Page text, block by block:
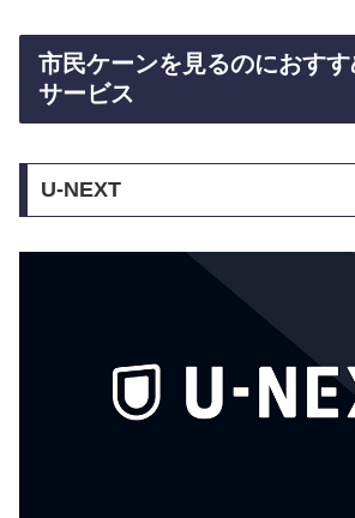
市民ケーンを見るのにおす
サービス
U-NEXT